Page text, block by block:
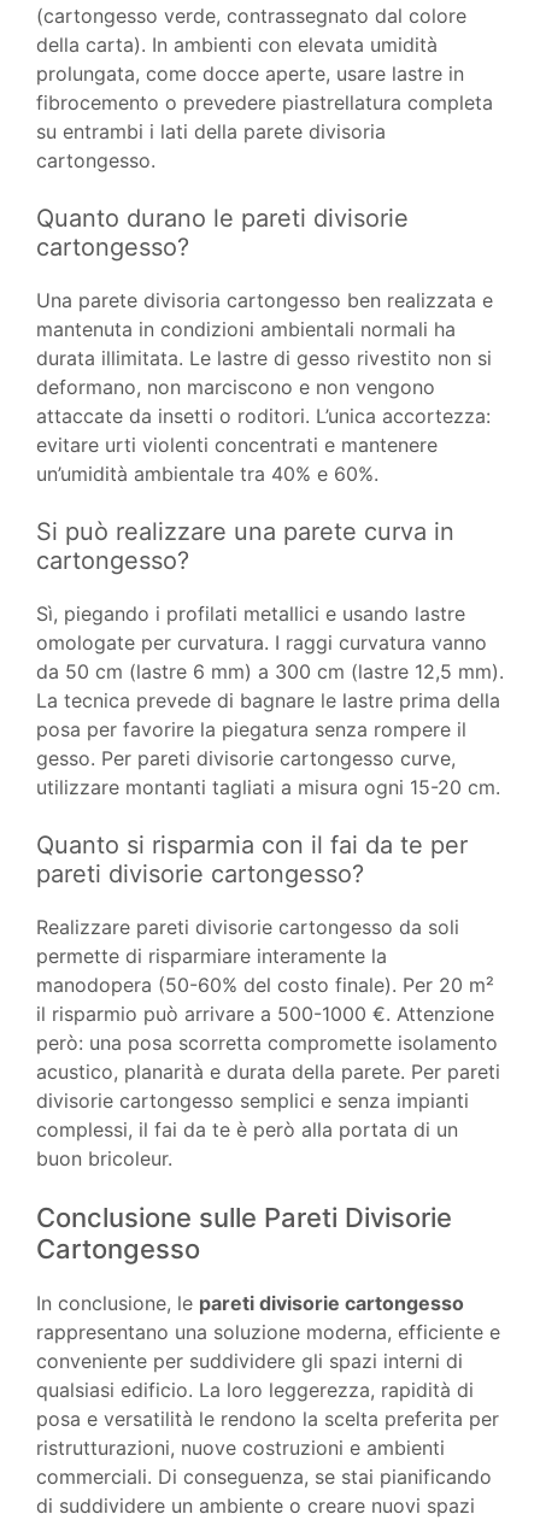
(cartongesso verde, contrassegnato dal colore
della carta). In ambienti con elevata umidità
prolungata, come docce aperte, usare lastre in
fibrocemento o prevedere piastrellatura completa
su entrambi i lati della parete divisoria
cartongesso.
Quanto durano le pareti divisorie
cartongesso?
Una parete divisoria cartongesso ben realizzata e
mantenuta in condizioni ambientali normali ha
durata illimitata. Le lastre di gesso rivestito non si
deformano, non marciscono e non vengono
attaccate da insetti o roditori. L’unica accortezza:
evitare urti violenti concentrati e mantenere
un’umidità ambientale tra 40% e 60%.
Si può realizzare una parete curva in
cartongesso?
Sì, piegando i profilati metallici e usando lastre
omologate per curvatura. I raggi curvatura vanno
da 50 cm (lastre 6 mm) a 300 cm (lastre 12,5 mm).
La tecnica prevede di bagnare le lastre prima della
posa per favorire la piegatura senza rompere il
gesso. Per pareti divisorie cartongesso curve,
utilizzare montanti tagliati a misura ogni 15-20 cm.
Quanto si risparmia con il fai da te per
pareti divisorie cartongesso?
Realizzare pareti divisorie cartongesso da soli
permette di risparmiare interamente la
manodopera (50-60% del costo finale). Per 20 m²
il risparmio può arrivare a 500-1000 €. Attenzione
però: una posa scorretta compromette isolamento
acustico, planarità e durata della parete. Per pareti
divisorie cartongesso semplici e senza impianti
complessi, il fai da te è però alla portata di un
buon bricoleur.
Conclusione sulle Pareti Divisorie
Cartongesso
In conclusione, le pareti divisorie cartongesso
rappresentano una soluzione moderna, efficiente e
conveniente per suddividere gli spazi interni di
qualsiasi edificio. La loro leggerezza, rapidità di
posa e versatilità le rendono la scelta preferita per
ristrutturazioni, nuove costruzioni e ambienti
commerciali. Di conseguenza, se stai pianificando
di suddividere un ambiente o creare nuovi spazi